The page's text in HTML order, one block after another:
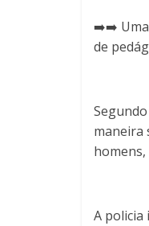
➡️➡️ Uma
de
maneira
homens,
A policia